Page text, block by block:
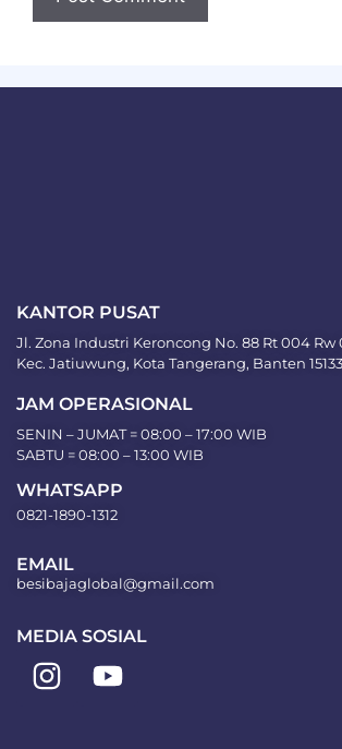
KANTOR PUSAT
Jl. Zona Industri Keroncong No. 88 Rt 004 Rw
Kec. Jatiuwung, Kota Tangerang, Banten 15133
JAM OPERASIONAL
SENIN – JUMAT = 08:00 – 17:00 WIB
SABTU = 08:00 – 13:00 WIB
WHATSAPP
0821-1890-1312
EMAIL
besibajaglobal@gmail.com
MEDIA SOSIAL